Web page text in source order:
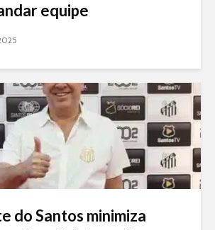
equipe
do Santos minimiza